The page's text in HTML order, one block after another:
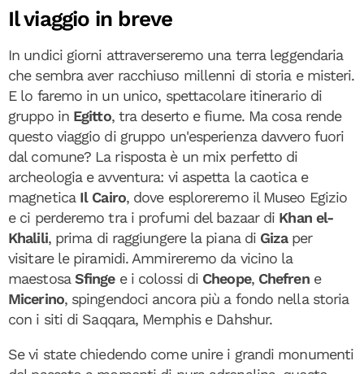
Il viaggio in breve
In undici giorni attraverseremo una terra leggendaria
che sembra aver racchiuso millenni di storia e misteri.
E lo faremo in un unico, spettacolare itinerario di
gruppo in Egitto, tra deserto e fiume. Ma cosa rende
questo viaggio di gruppo un'esperienza davvero fuori
dal comune? La risposta è un mix perfetto di
archeologia e avventura: vi aspetta la caotica e
magnetica Il Cairo, dove esploreremo il Museo Egizio
e ci perderemo tra i profumi del bazaar di Khan el-
Khalili, prima di raggiungere la piana di Giza per
visitare le piramidi. Ammireremo da vicino la
maestosa Sfinge e i colossi di Cheope, Chefren e
Micerino, spingendoci ancora più a fondo nella storia
con i siti di Saqqara, Memphis e Dahshur.
Se vi state chiedendo come unire i grandi monumenti